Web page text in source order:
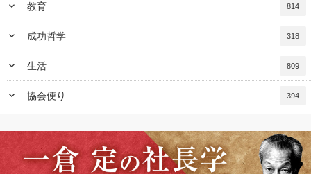
keyboard_arrow_down 教育 814
keyboard_arrow_down 成功哲学 318
keyboard_arrow_down 生活 809
keyboard_arrow_down 協会便り 394